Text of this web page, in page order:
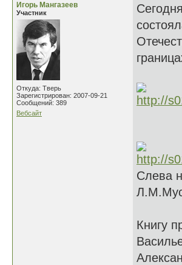
Игорь Мангазеев
Участник
Откуда: Тверь
Зарегистрирован: 2007-09-21
Сообщений: 389
Вебсайт
Слева
Книгу